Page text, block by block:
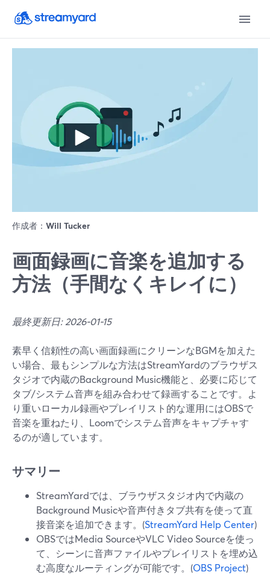
作成者： Will Tucker
画面録画に音楽を追加する
方法（手間なくキレイに）
最終更新日: 2026-01-15
素早く信頼性の高い画面録画にクリーンなBGMを加えた
い場合、最もシンプルな方法はStreamYardのブラウザス
タジオで内蔵のBackground Music機能と、必要に応じて
タブ/システム音声を組み合わせて録画することです。よ
り重いローカル録画やプレイリスト的な運用にはOBSで
音楽を重ねたり、Loomでシステム音声をキャプチャす
るのが適しています。
サマリー
StreamYardでは、ブラウザスタジオ内で内蔵の
Background Musicや音声付きタブ共有を使って直
接音楽を追加できます。(StreamYard Help Center)
OBSではMedia SourceやVLC Video Sourceを使っ
て、シーンに音声ファイルやプレイリストを埋め込
む高度なルーティングが可能です。(OBS Project)